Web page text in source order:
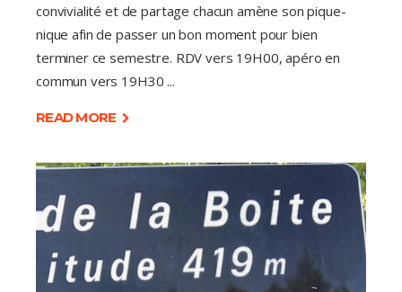
convivialité et de partage chacun amène son pique-
nique afin de passer un bon moment pour bien
terminer ce semestre. RDV vers 19H00, apéro en
commun vers 19H30
READ MORE